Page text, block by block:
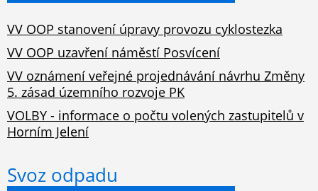
VV OOP stanovení úpravy provozu cyklostezka
VV OOP uzavření náměstí Posvícení
VV oznámení veřejné projednávání návrhu Změny
5. zásad územního rozvoje PK
VOLBY - informace o počtu volených zastupitelů v
Horním Jelení
Svoz odpadu